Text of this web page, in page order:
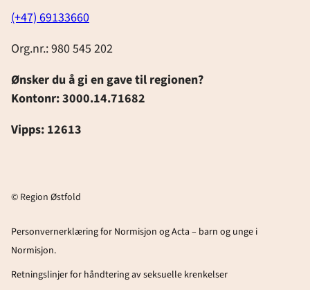
(+47) 69133660
Org.nr.: 980 545 202
Ønsker du å gi en gave til regionen?
Kontonr: 3000.14.71682
Vipps: 12613
© Region Østfold
Personvernerklæring for Normisjon og Acta – barn og unge i
Normisjon.
Retningslinjer for håndtering av seksuelle krenkelser